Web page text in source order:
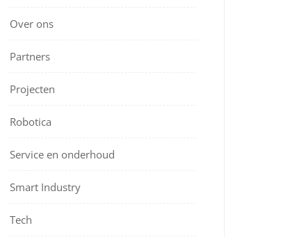
Over ons
Partners
Projecten
Robotica
Service en onderhoud
Smart Industry
Tech